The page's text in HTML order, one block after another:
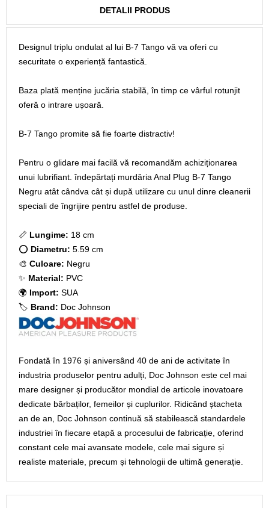
DETALII PRODUS
Designul triplu ondulat al lui B-7 Tango vă va oferi cu
securitate o experiență fantastică.
Baza plată menține jucăria stabilă, în timp ce vârful rotunjit
oferă o intrare ușoară.
B-7 Tango promite să fie foarte distractiv!
Pentru o glidare mai facilă vă recomandăm achiziționarea
unui lubrifiant. îndepărtați murdăria Anal Plug B-7 Tango
Negru atât cândva cât și după utilizare cu unul dinre cleanerii
speciali de îngrijire pentru astfel de produse.
📏 Lungime: 18 cm
⭕ Diametru: 5.59 cm
🎨 Culoare: Negru
✨ Material: PVC
🌍 Import: SUA
🏷️ Brand: Doc Johnson
Fondată în 1976 și aniversând 40 de ani de activitate în
industria produselor pentru adulți, Doc Johnson este cel mai
mare designer și producător mondial de articole inovatoare
dedicate bărbaților, femeilor și cuplurilor. Ridicând ștacheta
an de an, Doc Johnson continuă să stabilească standardele
industriei în fiecare etapă a procesului de fabricație, oferind
constant cele mai avansate modele, cele mai sigure și
realiste materiale, precum și tehnologii de ultimă generație.